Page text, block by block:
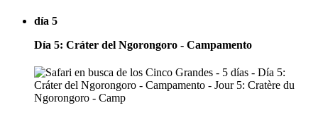
día 5
Día 5: Cráter del Ngorongoro - Campamento